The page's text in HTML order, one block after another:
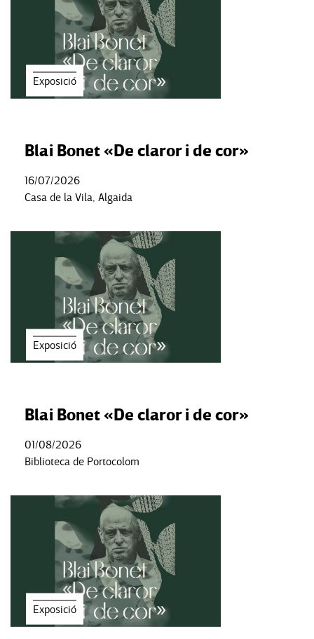
Exposició
Blai Bonet «De claror i de cor»
16/07/2026
Casa de la Vila, Algaida
Exposició
Blai Bonet «De claror i de cor»
01/08/2026
Biblioteca de Portocolom
Exposició